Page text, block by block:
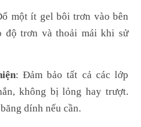
một ít gel bôi trơn vào bên
độ trơn và thoải mái khi sử
: Đảm bảo tất cả các lớp
không bị lỏng hay trượt.
dính nếu cần.